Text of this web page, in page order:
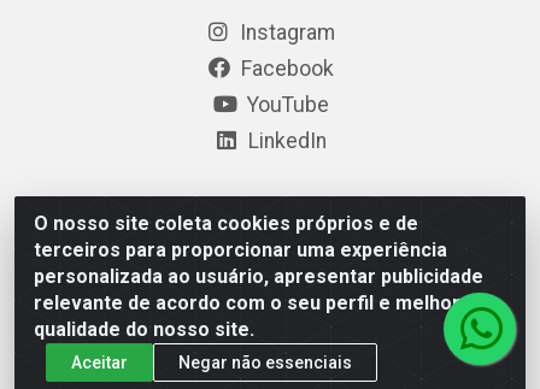
O nosso site coleta cookies próprios e de
terceiros para proporcionar uma experiência
personalizada ao usuário, apresentar publicidade
relevante de acordo com o seu perfil e melhorar a
qualidade do nosso site.
Aceitar Negar não essenciais
Instagram
Facebook
YouTube
LinkedIn
Polimold Industrial Ltda - Estrada dos Casa, 4585 – São
Bernardo do Campo / SP – CEP: 09.840-000 - CNPJ
44.106.466/0001-41